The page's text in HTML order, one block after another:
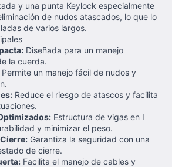
y una punta Keylock especialmente
de nudos atascados, lo que lo
de varios largos.
Diseñada para un manejo
la cuerda.
Permite un manejo fácil de nudos y
Reduce el riesgo de atascos y facilita
Estructura de vigas en I
y minimizar el peso.
Garantiza la seguridad con una
de cierre.
Facilita el manejo de cables y